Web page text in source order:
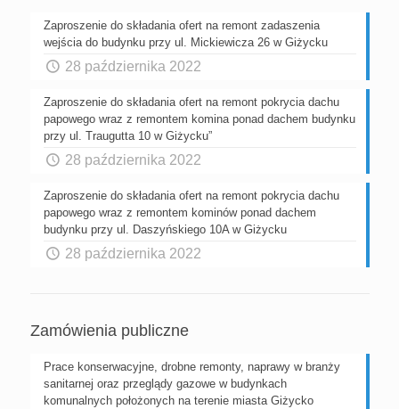
Zaproszenie do składania ofert na remont zadaszenia
wejścia do budynku przy ul. Mickiewicza 26 w Giżycku
28 października 2022
Zaproszenie do składania ofert na remont pokrycia dachu
papowego wraz z remontem komina ponad dachem budynku
przy ul. Traugutta 10 w Giżycku”
28 października 2022
Zaproszenie do składania ofert na remont pokrycia dachu
papowego wraz z remontem kominów ponad dachem
budynku przy ul. Daszyńskiego 10A w Giżycku
28 października 2022
Zamówienia publiczne
Prace konserwacyjne, drobne remonty, naprawy w branży
sanitarnej oraz przeglądy gazowe w budynkach
komunalnych położonych na terenie miasta Giżycko